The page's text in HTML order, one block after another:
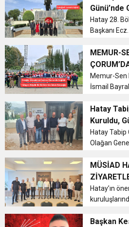
ve Onur Nişanesidir
CUMHURİYET BAYRAMI MESAJI
17:36 KURUMLAR VERGİSİ
1:00 İTSO İŞ-KUR SGK TOPLANTI
DUYURUSU
21:40 CEYLANDERE’DE BAŞKAN
KARAÇAY’A SEVGİ SELİ
18:22 BAŞKAN SAMİ ÜSTÜN’DEN
GÖNÜLLERE DOKUNAN
sahilinde
Günü’nde
Hatay 28.
Başkanı
dolayısıyla
toplum
sistemindeki
çekti. Ecz...
MEMUR-
ADALET,
Memur-Sen
İsmail
açıklamada,
bir
barışın
Hatay
Kuruldu,
Dönemin
ve
Hatay Tabip
Olağan
giderek yeni
listeyle
gelir...
MÜSİAD
Hatay’ın
Başkan